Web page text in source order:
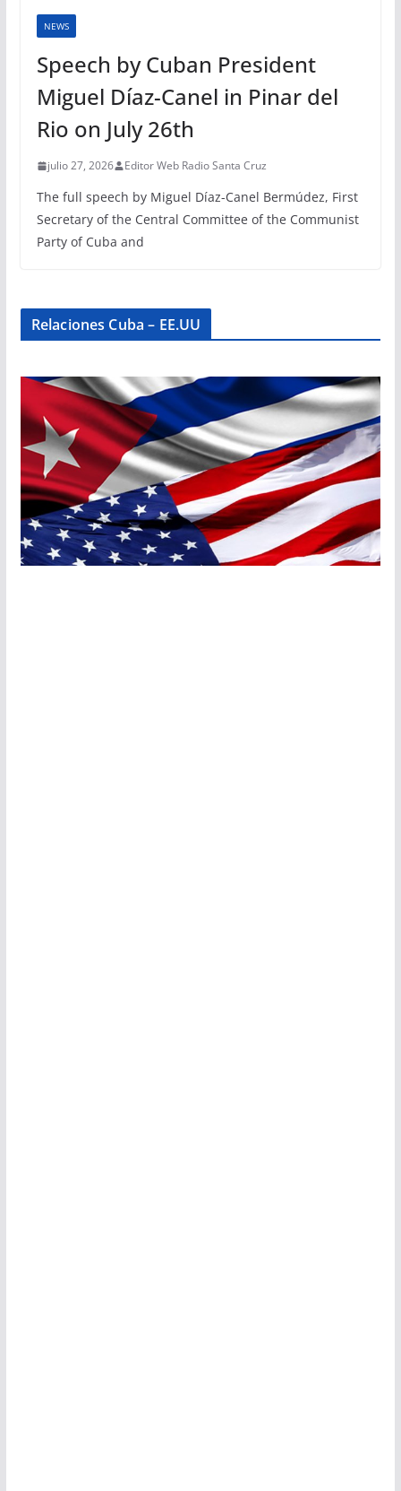
NEWS
Speech by Cuban President
Miguel Díaz-Canel in Pinar del
Rio on July 26th
julio 27, 2026 Editor Web Radio Santa Cruz
The full speech by Miguel Díaz-Canel Bermúdez, First
Secretary of the Central Committee of the Communist
Party of Cuba and
Relaciones Cuba – EE.UU